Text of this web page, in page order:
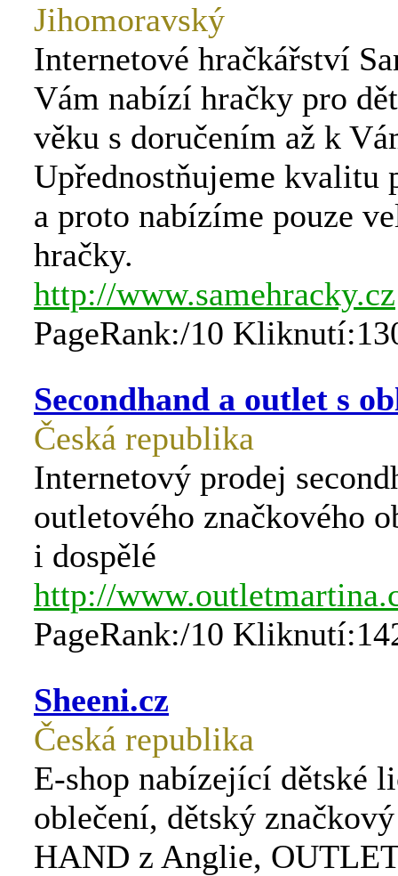
Jihomoravský
Internetové hračkářství
Vám nabízí hračky pro
věku s doručením až k
Upřednostňujeme kvalitu
a proto nabízíme pouze
hračky.
http://www.samehracky.cz
PageRank:/10
Secondhand a outlet s
Česká republika
Internetový prodej
outletového značkového
i dospělé
http://
PageRank:/10
Sheeni.cz
Česká republika
E-shop nabízející dětské
oblečení, dětský
HAND z Anglie,